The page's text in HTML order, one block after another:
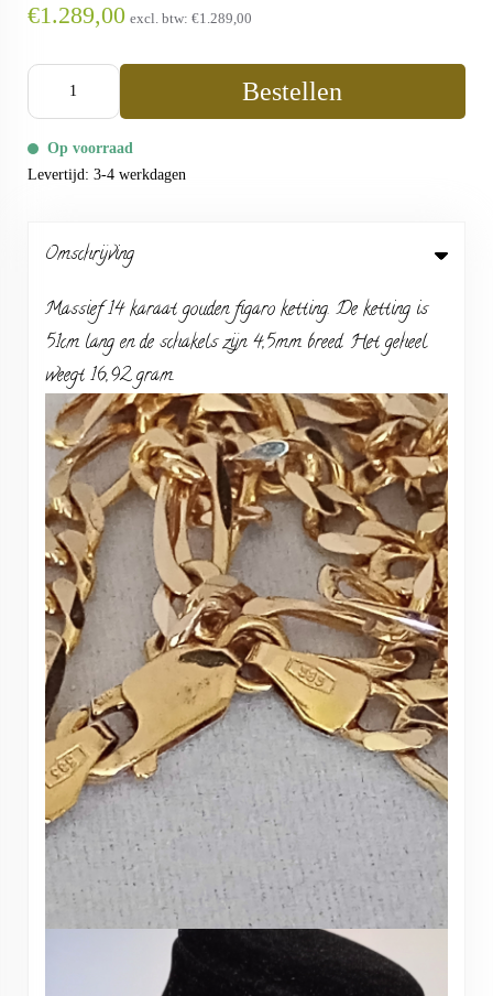
€1.289,00 excl. btw: €1.289,00
Bestellen
Op voorraad
Levertijd: 3-4 werkdagen
Omschrijving
Massief 14 karaat gouden figaro ketting. De ketting is
51cm lang en de schakels zijn 4,5mm breed. Het geheel
weegt 16,92 gram.